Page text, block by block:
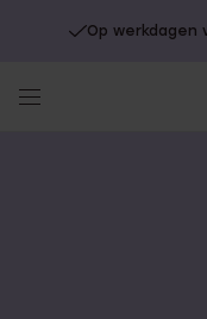
Op werkdagen